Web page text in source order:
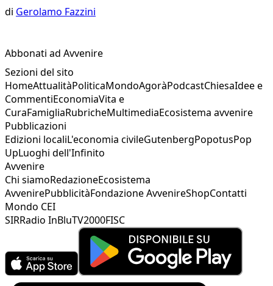
di Gerolamo Fazzini
Abbonati ad Avvenire
Sezioni del sito
HomeAttualitàPoliticaMondoAgoràPodcastChiesaIdee e
CommentiEconomiaVita e
CuraFamigliaRubricheMultimediaEcosistema avvenire
Pubblicazioni
Edizioni localiL'economia civileGutenbergPopotusPop
UpLuoghi dell'Infinito
Avvenire
Chi siamoRedazioneEcosistema
AvvenirePubblicitàFondazione AvvenireShopContatti
Mondo CEI
SIRRadio InBluTV2000FISC